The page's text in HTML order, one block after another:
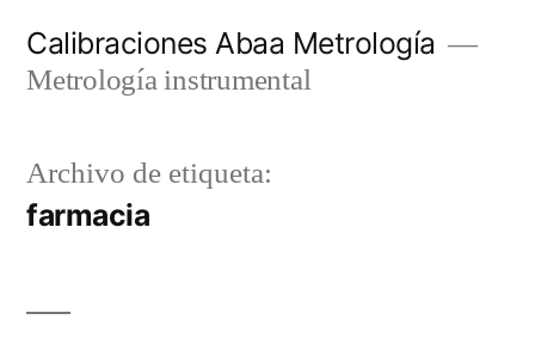
Calibraciones Abaa Metrología
Metrología instrumental
Archivo de etiqueta:
farmacia